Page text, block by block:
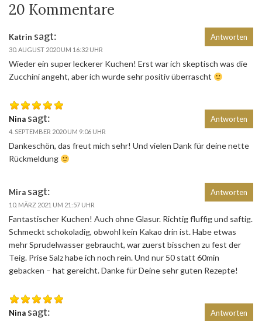
20 Kommentare
Katrin sagt:
30. AUGUST 2020 UM 16:32 UHR
Wieder ein super leckerer Kuchen! Erst war ich skeptisch was die
Zucchini angeht, aber ich wurde sehr positiv überrascht
Antworten
Nina sagt:
4. SEPTEMBER 2020 UM 9:06 UHR
Dankeschön, das freut mich sehr! Und vielen Dank für deine nette
Rückmeldung
Antworten
Mira sagt:
10. MÄRZ 2021 UM 21:57 UHR
Fantastischer Kuchen! Auch ohne Glasur. Richtig fluffig und saftig.
Schmeckt schokoladig, obwohl kein Kakao drin ist. Habe etwas
mehr Sprudelwasser gebraucht, war zuerst bisschen zu fest der
Teig. Prise Salz habe ich noch rein. Und nur 50 statt 60min
gebacken – hat gereicht. Danke für Deine sehr guten Rezepte!
Antworten
Nina sagt: Antworten